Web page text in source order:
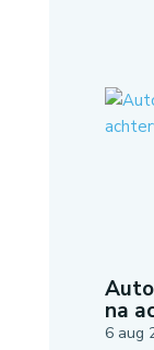
na
6 aug